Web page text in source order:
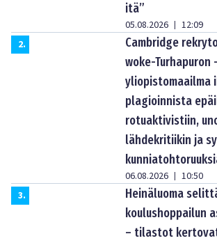
itä”
05.08.2026 | 12:09
2.
Cambridge
woke-Turhapuron
yliopistomaailma
plagioinnista
rotuaktivistiin,
lähdekritiikin ja
06.08.2026 | 10:50
3.
Heinäluoma
koulushoppailun
– tilastot